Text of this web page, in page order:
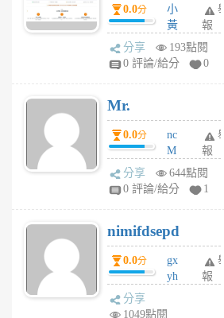
間貸款比較平台
體驗
0.0分
小
黃
蜂
1
舉
報
分享
193點閱
0 評論/給分
0
Mr.
0.0分
nc
M
U
F
U
5
個
月
舉
報
分享
644點閱
0 評論/給分
1
nimifdsepd
0.0分
gx
yh
舉
報
分享
1049點閱